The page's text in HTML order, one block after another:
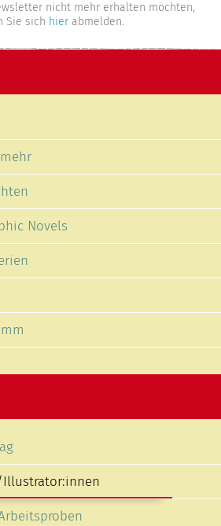
nicht mehr erhalten möchten,
Sie sich hierabmelden.
Novels